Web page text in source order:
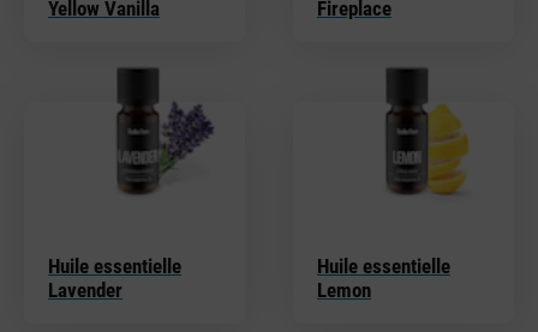
Yellow Vanilla
Fireplace
Huile essentielle
Lavender
Huile essentielle
Lemon